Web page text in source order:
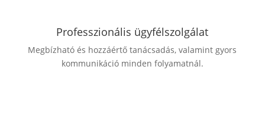
Professzionális ügyfélszolgálat
Megbízható és hozzáértő tanácsadás, valamint gyors
kommunikáció minden folyamatnál.